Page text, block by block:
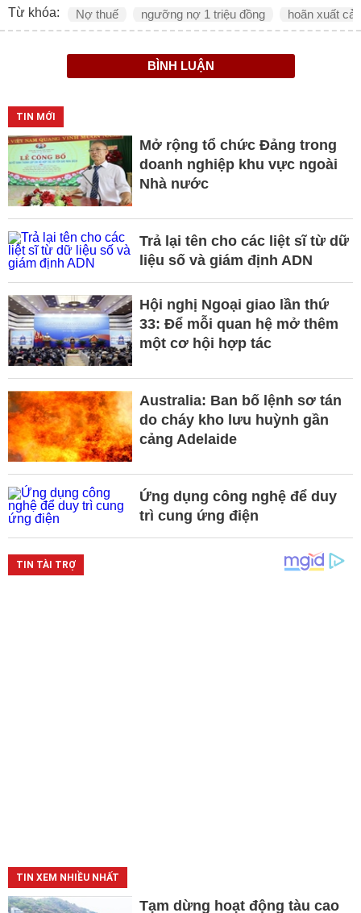
Từ khóa: Nợ thuế ngưỡng nợ 1 triệu đồng hoãn xuất
BÌNH LUẬN
TIN MỚI
Mở rộng tổ chức Đảng trong
doanh nghiệp khu vực ngoài
Nhà nước
Trả lại tên cho các liệt sĩ từ dữ
liệu số và giám định ADN
Hội nghị Ngoại giao lần thứ
33: Để mỗi quan hệ mở thêm
một cơ hội hợp tác
Australia: Ban bố lệnh sơ tán
do cháy kho lưu huỳnh gần
cảng Adelaide
Ứng dụng công nghệ để duy
trì cung ứng điện
TIN XEM NHIỀU NHẤT
Tạm dừng hoạt động tàu cao